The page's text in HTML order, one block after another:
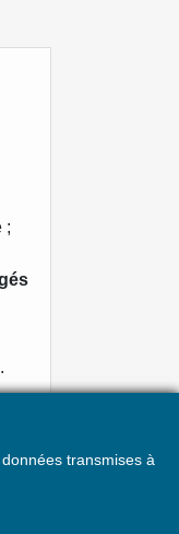
;
transmises à